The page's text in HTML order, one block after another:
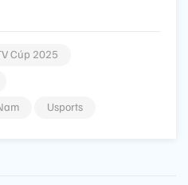
Cúp 2025
Usports